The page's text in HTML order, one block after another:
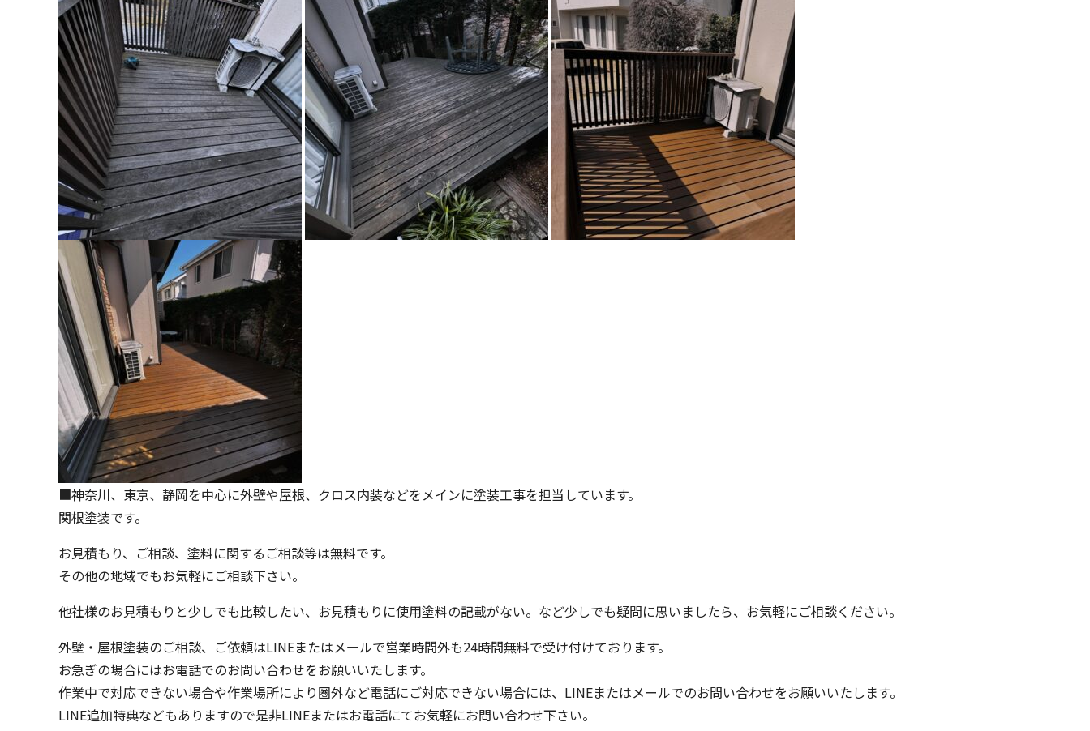
■神奈川、東京、静岡を中心に外壁や屋根、クロス内装などをメインに塗装工事を担当しています。
関根塗装です。
お見積もり、ご相談、塗料に関するご相談等は無料です。
その他の地域でもお気軽にご相談下さい。
他社様のお見積もりと少しでも比較したい、お見積もりに使用塗料の記載がない。など少しでも疑問に思いましたら、お気軽にご相談ください。
外壁・屋根塗装のご相談、ご依頼はLINEまたはメールで営業時間外も24時間無料で受け付けております。
お急ぎの場合にはお電話でのお問い合わせをお願いいたします。
作業中で対応できない場合や作業場所により圏外など電話にご対応できない場合には、LINEまたはメールでのお問い合わせをお願いいたします。
LINE追加特典などもありますので是非LINEまたはお電話にてお気軽にお問い合わせ下さい。